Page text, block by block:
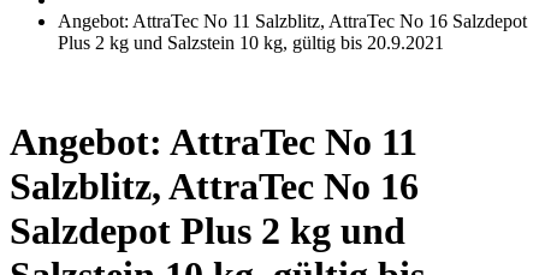
Angebot: AttraTec No 11 Salzblitz, AttraTec No 16 Salzdepot
Plus 2 kg und Salzstein 10 kg, gültig bis 20.9.2021
Angebot: AttraTec No 11
Salzblitz, AttraTec No 16
Salzdepot Plus 2 kg und